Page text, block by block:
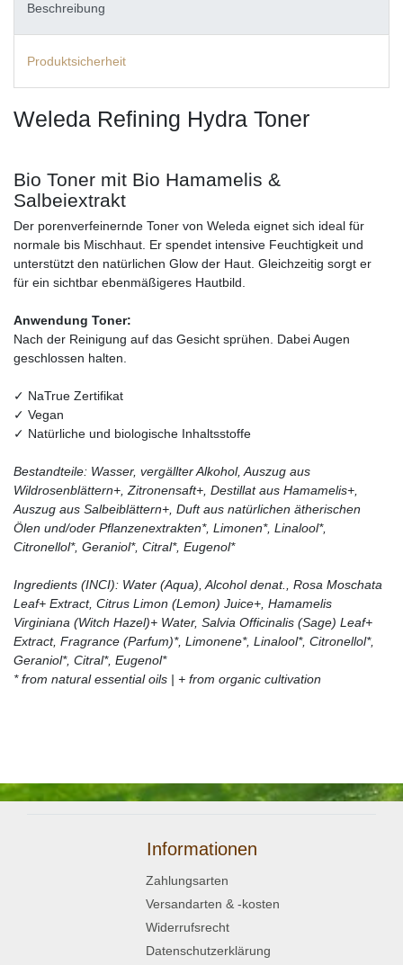
Beschreibung
Produktsicherheit
Weleda Refining Hydra Toner
Bio Toner mit Bio Hamamelis &
Salbeiextrakt
Der porenverfeinernde Toner von Weleda eignet sich ideal für
normale bis Mischhaut. Er spendet intensive Feuchtigkeit und
unterstützt den natürlichen Glow der Haut. Gleichzeitig sorgt er
für ein sichtbar ebenmäßigeres Hautbild.
Anwendung Toner:
Nach der Reinigung auf das Gesicht sprühen. Dabei Augen
geschlossen halten.
✓ NaTrue Zertifikat
✓ Vegan
✓ Natürliche und biologische Inhaltsstoffe
Bestandteile: Wasser, vergällter Alkohol, Auszug aus
Wildrosenblättern+, Zitronensaft+, Destillat aus Hamamelis+,
Auszug aus Salbeiblättern+, Duft aus natürlichen ätherischen
Ölen und/oder Pflanzenextrakten*, Limonen*, Linalool*,
Citronellol*, Geraniol*, Citral*, Eugenol*
Ingredients (INCI): Water (Aqua), Alcohol denat., Rosa Moschata
Leaf+ Extract, Citrus Limon (Lemon) Juice+, Hamamelis
Virginiana (Witch Hazel)+ Water, Salvia Officinalis (Sage) Leaf+
Extract, Fragrance (Parfum)*, Limonene*, Linalool*, Citronellol*,
Geraniol*, Citral*, Eugenol*
* from natural essential oils | + from organic cultivation
Informationen
Zahlungsarten
Versandarten & -kosten
Widerrufsrecht
Datenschutzerklärung